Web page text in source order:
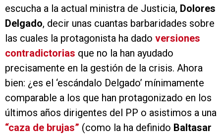
escucha a la actual ministra de Justicia, Dolores
Delgado, decir unas cuantas barbaridades sobre
las cuales la protagonista ha dado versiones
contradictorias que no la han ayudado
precisamente en la gestión de la crisis. Ahora
bien: ¿es el ‘escándalo Delgado’ mínimamente
comparable a los que han protagonizado en los
últimos años dirigentes del PP o asistimos a una
“caza de brujas” (como la ha definido Baltasar